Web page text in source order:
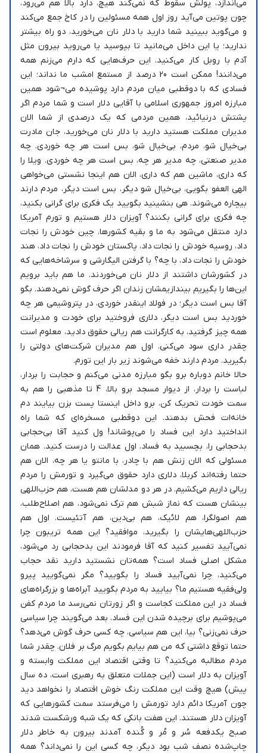
می‌اندازد، پولش سقوط که نمی‌کند هیچ، دارد بالا هم می‌رود،
چون پوتین می‌آید روز اول همه مسئولین را در کاخ جمع می‌کند
و می‌گوید ببینید شما دارید با دلار نان می‌خورید، دو راه بیشتر
ندارید؛ یا این داخل می‌مانید تا بپوسید یا می‌روید بیرون مثل
آدم با روبل کار می‌کنید. این حرف‌هایی که دارم می‌زنم همه
می‌دانند! ممکن است 20 درصد از مستمع امشب ما نداند؛ این
فسادی که با دوقطبی میان مردم دارد پوشیده می¬شود همین
مبارزه امروز جمهوری اسلامی با آقایی دلار است و شما مردم اگر
پشتش درنیائید، همین مردمی که یک درصدی از شما الان
مدیران مملکت هستید دارید با دلار نان می‌خورید، جان مادرت
بی‌خیال شو، مردم، بی‌خیال شو، بس است هر چه خوردی. چه
مدیر صنعتی، چه مدیر هر چه، بس است هر چه خوردی. ویلا را
که داری، ماشین هم که داری، الان هم اینجا نشستی می‌خواهی
الهی العفو بگویی، بی‌خیال شو دیگر، بس است دیگر، مردم دارند
بیچاره می‌شوند. هی بنشینید بگویید یک فکری برای گرانی بکنید،
چه فکری برای گرانی بکنند؟ آویزان دلار هستیم و تورم آمریکا
دارد منتقل می‌شود به ما و بقیه کشورها. چین خودش را نجات
داد، روسیه خودش را نجات داد، پاکستان خودش را نجات داد، هند
خودش را نجات داد، با چه؟ با گرفتن الیگارشی و سرشاخه‌هایی که
در کشورشان داشتند از دلار نان می‌خوردند. ما هم باید برویم
این‌ها را بگیریم بیندازیمشان زندان اگر حرف گوش نمی‌دهند. بگو
آقا بس است دیگر؛ در فولاد اینقدر خوردی، در پتروشیمی هر چه
خوردید بس است دیگر، دلاری فروختید برای خودت و مدیرانت
همه چیز گرفتید، به کارگرانت هم ریالی حقوق دادید، معلوم است
چقدر داری سود می‌کنی. اول هم مدیران شرکت‌های دولتی را
بگیرید. مردم دارند خفه می‌شوند زیر بار این تورم.
حالا خانم دوباره برو بگو مبارزه مدنی می‌کنم و حجابت را بردار،
لباست را بردار، از دیوار مسجد برو بالا، 4 تا مذهبی را هم به
سمت خودت تحریک کن، برو داخل اینستا پست بزن بیایند دم
خانه‌ات فحش بدهند. این دوقطبی مسخره‌ای که شما راه
انداختید دارد این فساد را می‌پوشاند! ول کنید آقا بی‌حجابی
بدحجابی را، بچسبید به فساد. اول عدالت را درست کنید. همان
مسئولی که الان زنش هم با چادر، با مانتو یا هر چه، الان هم
حتما رفته‌اند کربلا، دلاری دارد حقوق می‌گیرد و تورمش را مردم
ریالی داریم می‌کشیم. در هر دو مدلشان هم هست، هم حزب‌اللهی
بینشان هست که نماز شبش هم ترک نمی‌شود، هم اصلاح‌طلب،
هم اصولگرا، هم لائیک، هم بی‌دین، هم آتئیست. اول هم
حزب‌اللهی‌هایشان را بگیرید، موافقید؟ این همه تریبون چرا
نمی‌آیید تفسیر کنید که آقا فرمودند این بدحجابی رد می‌شود،
مشکل اصلی فساد است؟ همه‌تان نشستید دارید نقد حجاب
می‌کنید، چرا نمی‌آیید فساد را بگویید؟ مگر نمی‌گویید پیرو
ولی‌فقیه هستیم ما؟ بیایید به مردم بگویید آبراه‌ها و بزرگراه‌های
فساد در این مملکت کجاست و اگر زورتان نمی‌رسد ما مردم کفن
می‌پوشیم برای برچیده شدن این فساد. بعد می‌گویند چرا سیاسی
حرف نمی‌زنی؟ بیا، این هم سیاسی، چه کسی حرف گوش می‌دهد؟
حتما توقع داشتی که من هم بیایم بگویم مرگ بر فلان. چقدر شما
مردم مطالبه می‌کنید؟ تا وقتی اقتصاد این مملکت وابسته و
آویزان به دلار است (این جملات متعلق به رهبری است، ده سال
پیش) هیچ وقت این مملکت رنگ خوش اقتصاد را نخواهد دید
چون آمریکا دائم دارد تورمش را می‌فرستد سمت کشورهایی که
آویزان دلار هستند. این هفت بانکی که یک شبه ورشکست شدند
صبح یکدفعه سُر و مُر و گُنده آمدند بیرون به خاطر دلار
چاپ‌شده نصف شب بود دیگر، چه کسی این را نمی‌داند؟ همه